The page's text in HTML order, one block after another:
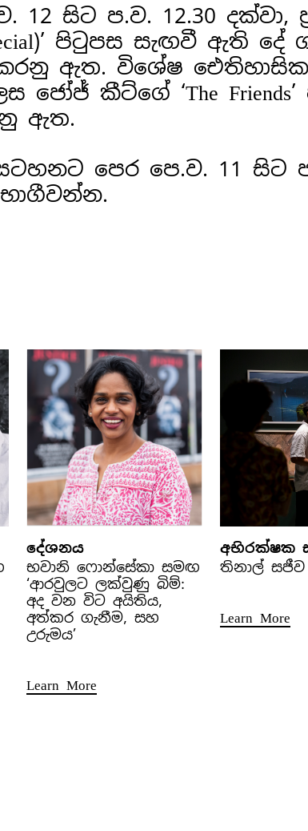
12 සිට ප.ව. 12.30
පිටුපස සැඟවී ඇති
ඇත. විශේෂ
ජෝජ් කීට්ගේ ‘The
ඇත.
පෙර පෙ.ව. 11 සිට
දේශනය
භවානි ෆොන්සේකා සමඟ
‘ආරවුලට ලක්වුණු බිම්:
අද වන විට අයිතිය,
අත්කර ගැනීම, සහ
උරුමය’
Learn More
අභිරක්ෂක
තිනාල්
Learn More